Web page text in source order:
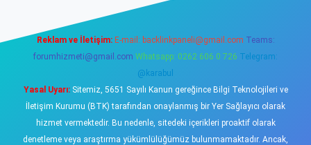
Reklam ve İletişim: E-mail: backlinkpaneli@gmail.com Teams:
forumhizmeti@gmail.com Whatsapp: 0262 606 0 726 Telegram:
@karabul
Yasal Uyarı:Sitemiz, 5651 Sayılı Kanun gereğince Bilgi Teknolojileri ve
İletişim Kurumu (BTK) tarafından onaylanmış bir Yer Sağlayıcı olarak
hizmet vermektedir. Bu nedenle, sitedeki içerikleri proaktif olarak
denetleme veya araştırma yükümlülüğümüz bulunmamaktadır. Ancak,